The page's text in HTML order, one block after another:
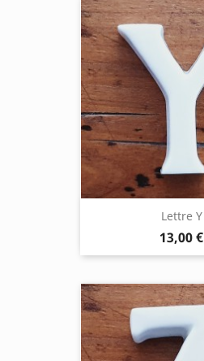
Lettre Y
13,00 €